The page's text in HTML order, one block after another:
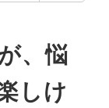
、悩
しけ